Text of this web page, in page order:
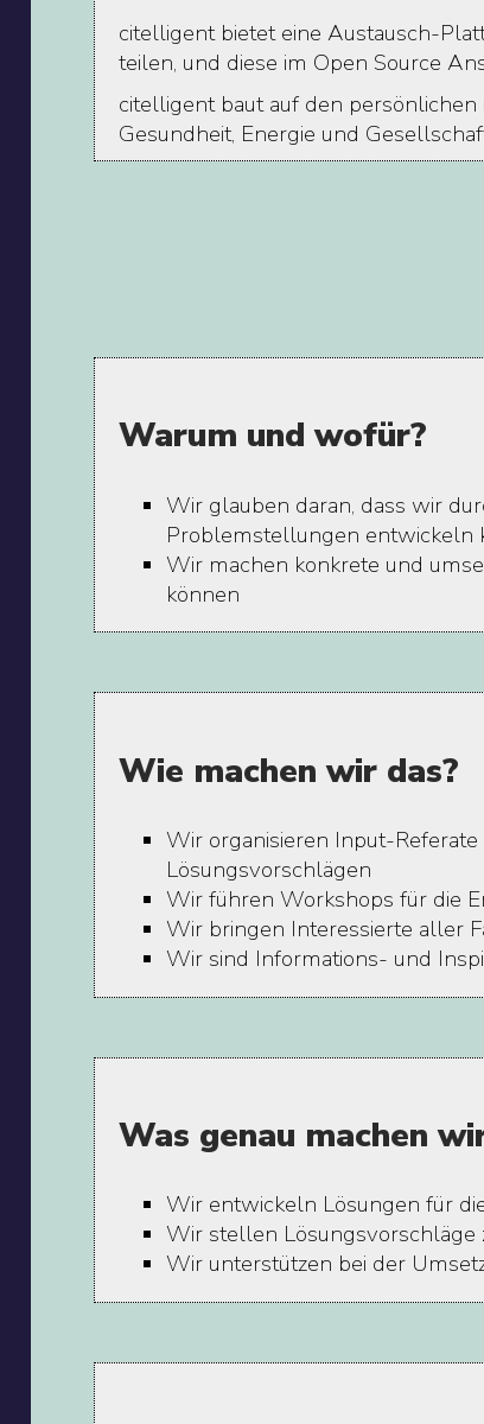
citelligent bietet eine Austausch-
teilen, und diese im Open Source
citelligent baut auf den
Gesundheit, Energie und
Warum und wofür?
Wir glauben daran, dass wir
Problemstellungen entwickeln
Wir machen konkrete und
können
Wie machen wir das?
Wir organisieren Input-
Lösungsvorschlägen
Wir führen Workshops für die
Wir bringen Interessierte aller
Wir sind Informations- und
Was genau machen
Wir entwickeln Lösungen für
Wir stellen
Wir unterstützen bei der